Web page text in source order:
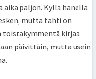
aika paljon. Kyllä hänellä
mutta tahti on
toistakymmentä kirjaa
päivittäin, mutta usein